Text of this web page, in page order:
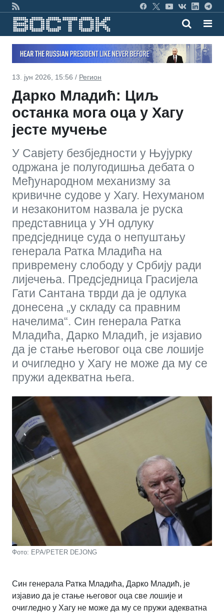
13. јун 2026, 15:56 / Регион
Дарко Младић: Циљ
останка мога оца у Хагу
јесте мучење
У Савјету безбједности у Њујурку
одржана је полугодишња дебата о
Међународном механизму за
кривичне судове у Хагу. Нехуманом
и незаконитом назвала је руска
представница у УН одлуку
предсједнице суда о непуштању
генерала Ратка Младића на
привремену слободу у Србију ради
лијечења. Предсједница Грасијела
Гати Сантана тврди да је одлука
донесена „у складу са правним
начелима“. Син генерала Ратка
Младића, Дарко Младић, је изјавио
да је стање његовог оца све лошије
и очигледно у Хагу не може да му се
пружи адекватна њега.
Фото: EPA/PETER DEJONG
Син генерала Ратка Младића, Дарко Младић, је
изјавио да је стање његовог оца све лошије и
очигледно у Хагу не може да му се пружи адекватна